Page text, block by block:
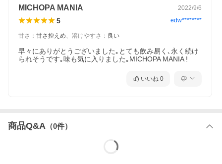
MICHOPA MANIA 2022/9/6
5 edw********
甘さ ： 甘さ控えめ、 溶けやすさ ： 良い
早々にありがとうございました｡とても飲み易く､永く続け
られそうです｡味も気に入りました｡MICHOPA MANIA !
いいね 0
商品Q&A （0件）